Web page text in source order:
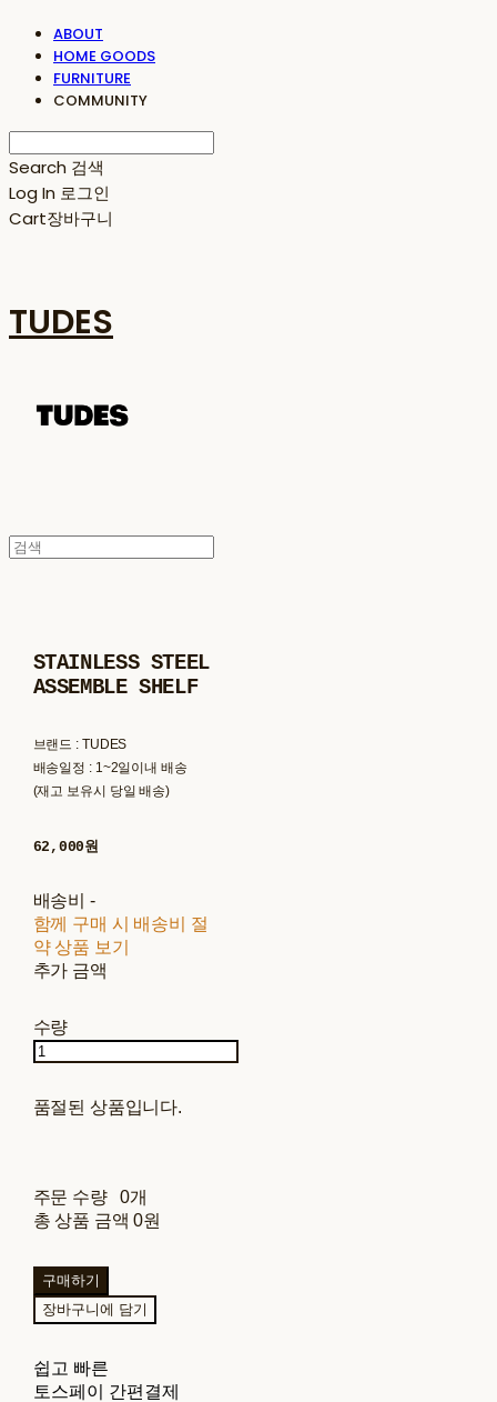
ABOUT
HOME GOODS
FURNITURE
COMMUNITY
Search 검색
Log In 로그인
Cart장바구니
TUDES
STAINLESS STEEL
ASSEMBLE SHELF
브랜드 : TUDES
배송일정 : 1~2일이내 배송
(재고 보유시 당일 배송)
62,000원
배송비 -
함께 구매 시 배송비 절
약 상품 보기
추가 금액
수량
품절된 상품입니다.
주문 수량
0개
총 상품 금액 0원
구매하기
장바구니에 담기
쉽고 빠른
토스페이 간편결제